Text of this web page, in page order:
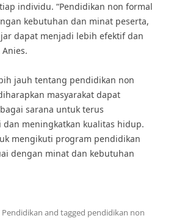
individu. “Pendidikan non formal
kebutuhan dan minat peserta,
dapat menjadi lebih efektif dan
jauh tentang pendidikan non
masyarakat dapat
sarana untuk terus
meningkatkan kualitas hidup.
mengikuti program pendidikan
dengan minat dan kebutuhan
Pendidikan and tagged pendidikan non